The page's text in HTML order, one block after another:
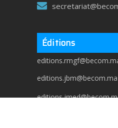
Éditions
editions.jbm@becom.ma